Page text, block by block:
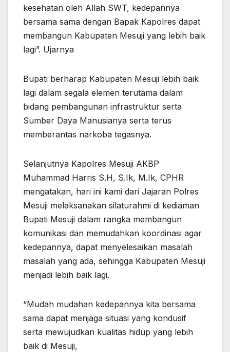
kesehatan oleh Allah SWT, kedepannya
bersama sama dengan Bapak Kapolres dapat
membangun Kabupaten Mesuji yang lebih baik
lagi”. Ujarnya
Bupati berharap Kabupaten Mesuji lebih baik
lagi dalam segala elemen terutama dalam
bidang pembangunan infrastruktur serta
Sumber Daya Manusianya serta terus
memberantas narkoba tegasnya.
Selanjutnya Kapolres Mesuji AKBP
Muhammad Harris S.H, S.Ik, M.Ik, CPHR
mengatakan, hari ini kami dari Jajaran Polres
Mesuji melaksanakan silaturahmi di kediaman
Bupati Mesuji dalam rangka membangun
komunikasi dan memudahkan koordinasi agar
kedepannya, dapat menyelesaikan masalah
masalah yang ada, sehingga Kabupaten Mesuji
menjadi lebih baik lagi.
“Mudah mudahan kedepannya kita bersama
sama dapat menjaga situasi yang kondusif
serta mewujudkan kualitas hidup yang lebih
baik di Mesuji,